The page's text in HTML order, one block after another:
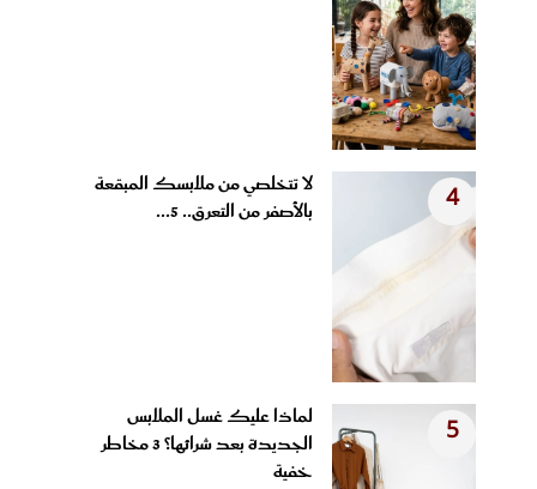
4
لا تتخلصي من ملابسك المبقعة
بالأصفر من التعرق.. 5...
5
لماذا عليك غسل الملابس
الجديدة بعد شرائها؟ 3 مخاطر
خفية